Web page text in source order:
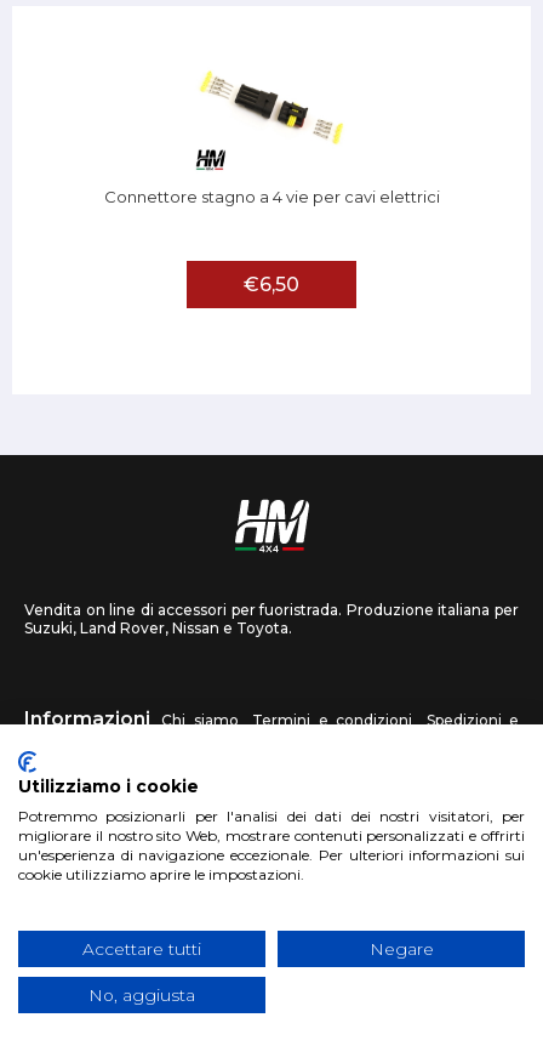
Connettore stagno a 4 vie per cavi elettrici
€6,50
Vendita on line di accessori per fuoristrada. Produzione italiana per
Suzuki, Land Rover, Nissan e Toyota.
Informazioni Chi siamo Termini e condizioni
Spedizioni e
recessi
HM4X4 FAQ Centri assistenza Invia una foto
Account Registrati Accedi
Copyright 2018 HM4X4 FACTO S.R.L.
Cookies Policy
| Sito realizzato da
Utilizziamo i cookie
Potremmo posizionarli per l'analisi dei dati dei nostri visitatori, per
migliorare il nostro sito Web, mostrare contenuti personalizzati e offrirti
un'esperienza di navigazione eccezionale. Per ulteriori informazioni sui
cookie utilizziamo aprire le impostazioni.
Accettare tutti Negare
No, aggiusta